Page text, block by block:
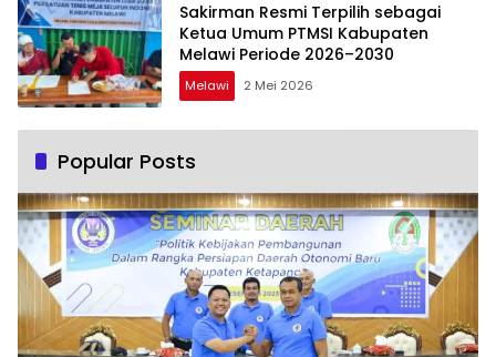
Sakirman Resmi Terpilih sebagai
Ketua Umum PTMSI Kabupaten
Melawi Periode 2026–2030
Melawi 2 Mei 2026
Popular Posts